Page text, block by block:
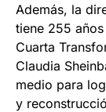
Además, la
tiene 255
Cuarta
Claudia
medio para
y